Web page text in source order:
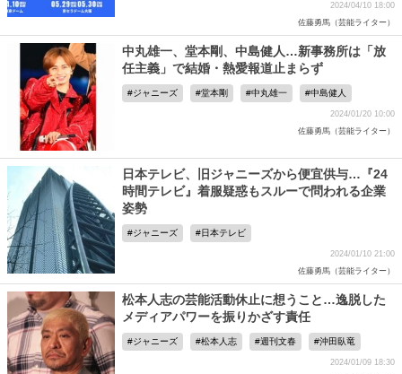
2024/04/10 18:00
佐藤勇馬（芸能ライター）
中丸雄一、堂本剛、中島健人…新事務所は「放
任主義」で結婚・熱愛報道止まらず
ジャニーズ 堂本剛 中丸雄一 中島健人
2024/01/20 10:00
佐藤勇馬（芸能ライター）
日本テレビ、旧ジャニーズから便宜供与…『24
時間テレビ』着服疑惑もスルーで問われる企業
姿勢
ジャニーズ 日本テレビ
2024/01/10 21:00
佐藤勇馬（芸能ライター）
松本人志の芸能活動休止に想うこと…逸脱した
メディアパワーを振りかざす責任
ジャニーズ 松本人志 週刊文春 沖田臥竜
2024/01/09 18:30